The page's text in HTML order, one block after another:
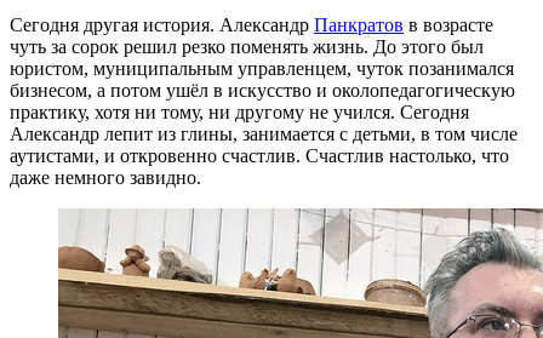
Сегодня другая история. Александр Панкратов в возрасте
чуть за сорок решил резко поменять жизнь. До этого был
юристом, муниципальным управленцем, чуток позанимался
бизнесом, а потом ушёл в искусство и околопедагогическую
практику, хотя ни тому, ни другому не учился. Сегодня
Александр лепит из глины, занимается с детьми, в том числе
аутистами, и откровенно счастлив. Счастлив настолько, что
даже немного завидно.